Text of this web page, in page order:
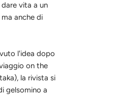
vita a un
anche di
l'idea dopo
on the
la rivista si
gelsomino a